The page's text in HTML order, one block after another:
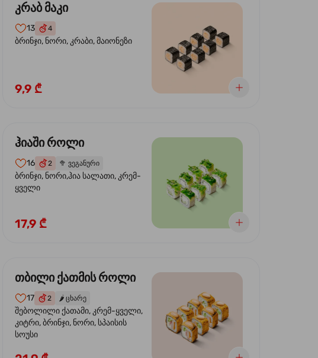
კრაბ მაკი
13 4
ბრინჯი, ნორი, კრაბი, მაიონეზი
9,9 ₾
ჰიაში როლი
16 2 🥦 ვეგანური
ბრინჯი, ნორი,ჰია სალათი, კრემ-
ყველი
17,9 ₾
თბილი ქათმის როლი
17 2 🌶️ ცხარე
შებოლილი ქათამი, კრემ-ყველი,
კიტრი, ბრინჯი, ნორი, სპაისის
სოუსი